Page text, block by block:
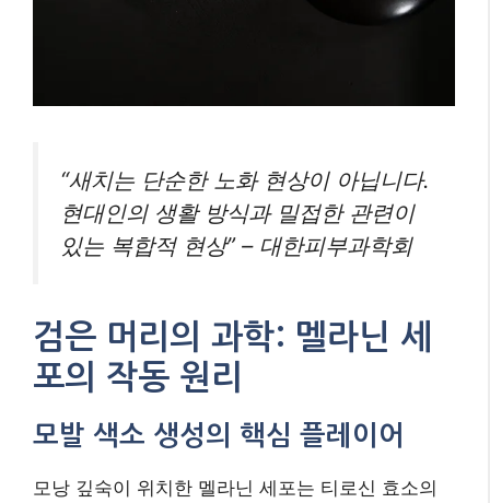
“새치는 단순한 노화 현상이 아닙니다.
현대인의 생활 방식과 밀접한 관련이
있는 복합적 현상” – 대한피부과학회
검은 머리의 과학: 멜라닌 세
포의 작동 원리
모발 색소 생성의 핵심 플레이어
모낭 깊숙이 위치한 멜라닌 세포는 티로신 효소의